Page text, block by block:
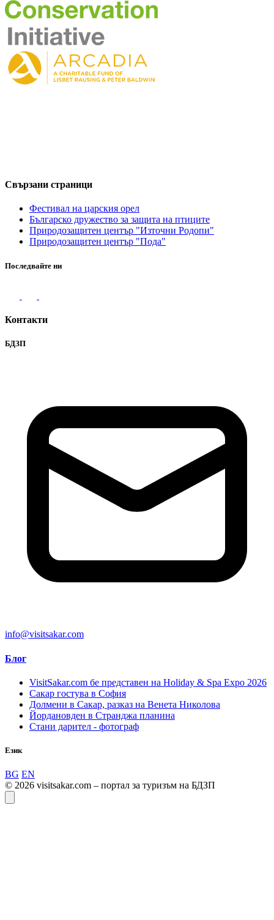
Свързани страници
Фестивал на царския орел
Българско дружество за защита на птиците
Природозащитен център "Източни Родопи"
Природозащитен център "Пода"
Последвайте ни
Контакти
БДЗП
info@visitsakar.com
Блог
VisitSakar.com бе представен на Holiday & Spa Expo 2026
Сакар гостува в София
Долмени в Сакар, разказ на Венета Николова
Йордановден в Странджа планина
Стани дарител - фотограф
Език
BG EN
© 2026 visitsakar.com – портал за туризъм на БДЗП